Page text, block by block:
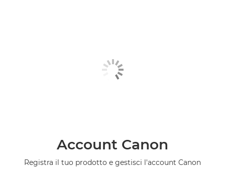
Account Canon
Registra il tuo prodotto e gestisci l'account Canon